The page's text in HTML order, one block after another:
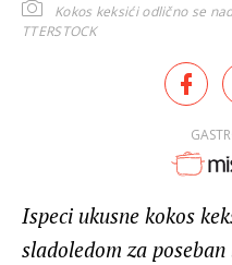
Kokos keksići odlično se
TTERSTOCK
Ispeci ukusne kokos
sladoledom za